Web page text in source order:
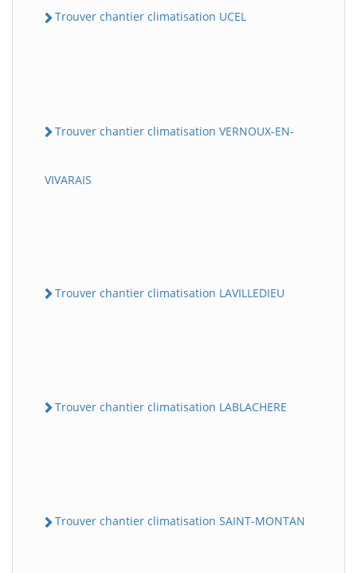
Trouver chantier climatisation UCEL
Trouver chantier climatisation VERNOUX-EN-
VIVARAIS
Trouver chantier climatisation LAVILLEDIEU
Trouver chantier climatisation LABLACHERE
Trouver chantier climatisation SAINT-MONTAN